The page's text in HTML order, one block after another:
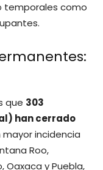
temporales como
que 303
han cerrado
incidencia
Roo,
Oaxaca y Puebla,